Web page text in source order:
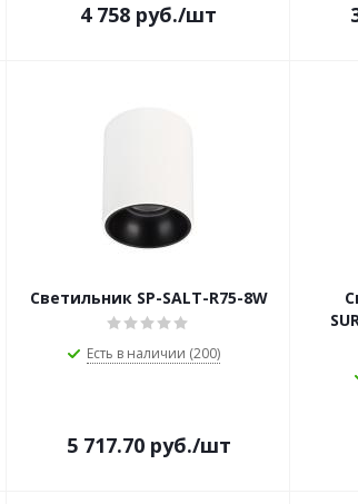
4 758 руб./шт
Светильник SP-SALT-R75-8W
Есть в наличии (200)
5 717.70руб./шт